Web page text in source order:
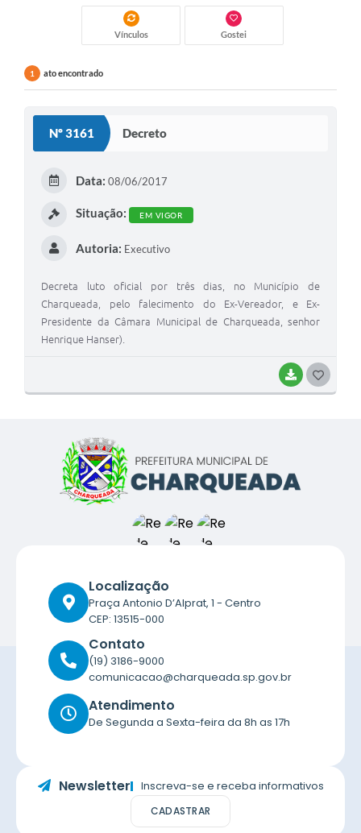
Vínculos Gostei
1 ato encontrado
Nº 3161 Decreto
BAIXAR
Data: 08/06/2017
Situação: EM VIGOR
Autoria: Executivo
Decreta luto oficial por três dias, no Município de
Charqueada, pelo falecimento do Ex-Vereador, e Ex-
Presidente da Câmara Municipal de Charqueada, senhor
Henrique Hanser).
Localização
Praça Antonio D’Alprat, 1 - Centro
CEP: 13515-000
Contato
(19) 3186-9000
comunicacao@charqueada.sp.gov.br
Atendimento
De Segunda a Sexta-feira da 8h as 17h
Newsletter Inscreva-se e receba informativos
CADASTRAR